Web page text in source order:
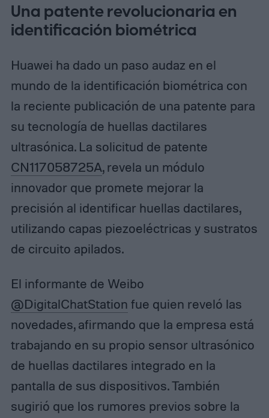
Una patente revolucionaria en
identificación biométrica
Huawei ha dado un paso audaz en el
mundo de la identificación biométrica con
la reciente publicación de una patente para
su tecnología de huellas dactilares
ultrasónica. La solicitud de patente
CN117058725A, revela un módulo
innovador que promete mejorar la
precisión al identificar huellas dactilares,
utilizando capas piezoeléctricas y sustratos
de circuito apilados.
El informante de Weibo
@DigitalChatStation fue quien reveló las
novedades, afirmando que la empresa está
trabajando en su propio sensor ultrasónico
de huellas dactilares integrado en la
pantalla de sus dispositivos. También
sugirió que los rumores previos sobre la